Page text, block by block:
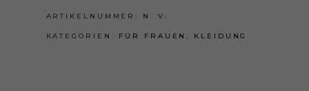
ARTIKELNUMMER: N. V.
KATEGORIEN: FÜR FRAUEN , KLEIDUNG